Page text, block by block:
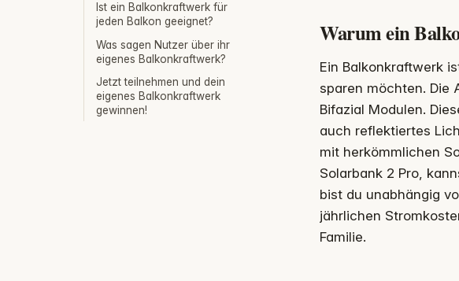
Ist ein Balkonkraftwerk für
jeden Balkon geeignet?
Was sagen Nutzer über ihr
eigenes Balkonkraftwerk?
Jetzt teilnehmen und dein
eigenes Balkonkraftwerk
gewinnen!
Warum ein
Ein Balkonkraftwerk
sparen möchten. Die
Bifazial Modulen.
auch reflektiertes
mit herkömmlichen
Solarbank 2 Pro,
bist du unabhängig
jährlichen
Familie.